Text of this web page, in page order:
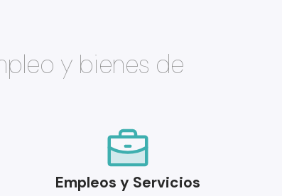
y bienes de
Empleos y Servicios